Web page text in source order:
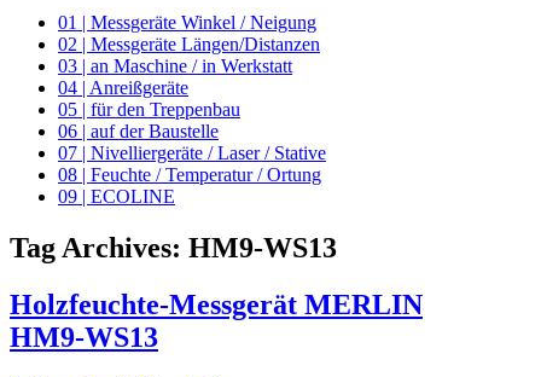
01 | Messgeräte Winkel / Neigung
02 | Messgeräte Längen/Distanzen
03 | an Maschine / in Werkstatt
04 | Anreißgeräte
05 | für den Treppenbau
06 | auf der Baustelle
07 | Nivelliergeräte / Laser / Stative
08 | Feuchte / Temperatur / Ortung
09 | ECOLINE
Tag Archives: HM9-WS13
Holzfeuchte-Messgerät MERLIN
HM9-WS13